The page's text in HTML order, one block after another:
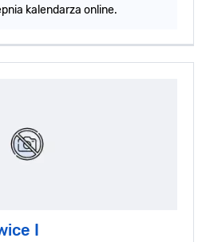
kalendarza online.
I